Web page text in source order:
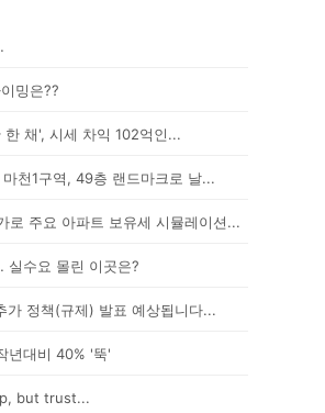
밍은??
채', 시세 차익 102억인...
천1구역, 49층 랜드마크로 날...
로 주요 아파트 보유세 시뮬레이션...
실수요 몰린 이곳은?
가 정책(규제) 발표 예상됩니다...
년대비 40% '뚝'
but trust...